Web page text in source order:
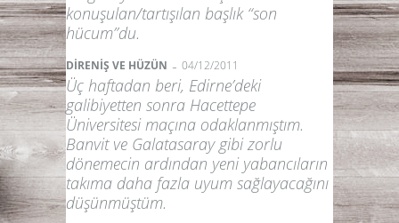
konuşulan/tartışılan başlık “son
hücum”du.
DİRENİŞ VE HÜZÜN - 04/12/2011
Üç haftadan beri, Edirne’deki
galibiyetten sonra Hacettepe
Üniversitesi maçına odaklanmıştım.
Banvit ve Galatasaray gibi zorlu
dönemecin ardından yeni yabancıların
takıma daha fazla uyum sağlayacağını
düşünmüştüm.